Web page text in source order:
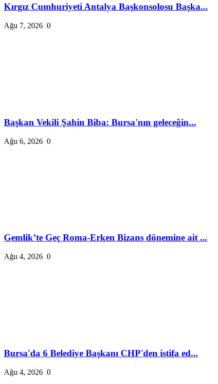
Kırgız Cumhuriyeti Antalya Başkonsolosu Başka...
Ağu 7, 2026 0
Başkan Vekili Şahin Biba: Bursa'nın geleceğin...
Ağu 6, 2026 0
Gemlik’te Geç Roma-Erken Bizans dönemine ait ...
Ağu 4, 2026 0
Bursa'da 6 Belediye Başkanı CHP'den istifa ed...
Ağu 4, 2026 0